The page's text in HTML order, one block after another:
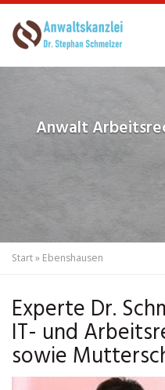
to
Anwalt
Start» Ebenshausen
Experte Dr.
IT- und
sowie